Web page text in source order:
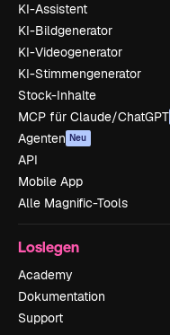
KI-Assistent
KI-Bildgenerator
KI-Videogenerator
KI-Stimmengenerator
Stock-Inhalte
MCP für Claude/ChatGPT
Agenten Neu
API
Mobile App
Alle Magnific-Tools
Loslegen
Academy
Dokumentation
Support